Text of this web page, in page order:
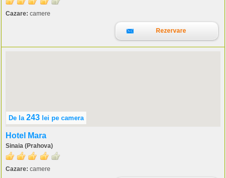
Cazare: camere
Rezervare
De la 243 lei pe camera
Hotel Mara
Sinaia (Prahova)
Cazare: camere